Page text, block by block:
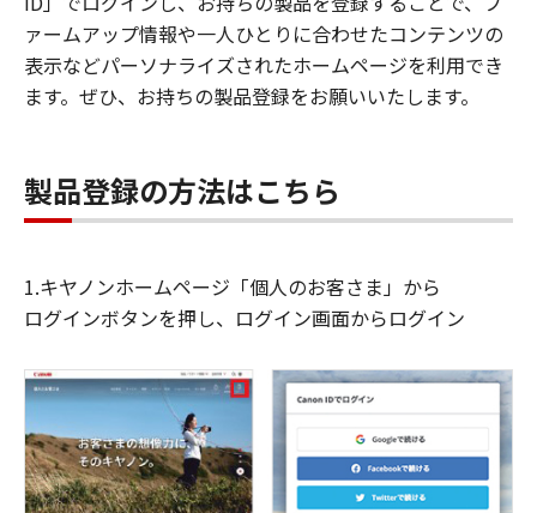
ァームアップ情報や一人ひとりに合わせたコンテンツの
表示などパーソナライズされたホームページを利用でき
ます。ぜひ、お持ちの製品登録をお願いいたします。
製品登録の方法はこちら
1.キヤノンホームページ「個人のお客さま」から
ログインボタンを押し、ログイン画面からログイン